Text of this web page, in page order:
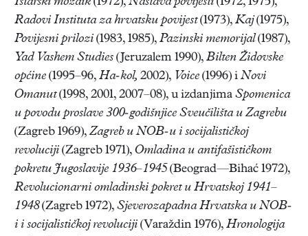
Radovi Instituta za hrvatsku povijest(1973), Kaj(1975),
Povijesni prilozi (1983, 1985), Pazinski memorijal(1987),
Yad Vashem Studies (Jeruzalem 1990), Bilten Židovske
općine (1995–96, Ha-kol, 2002), Voice (1996) i Novi
Omanut(1998, 2001, 2007–08), u izdanjima Spomenica
u povodu proslave 300-godišnjice Sveučilišta u Zagrebu
(Zagreb 1969), Zagreb u NOB-u i socijalističkoj
revoluciji (Zagreb 1971), Omladina u antifašističkom
pokretu Jugoslavije 1936–1945 (Beograd—Bihać 1972),
Revolucionarni omladinski pokret u Hrvatskoj 1941–
1948(Zagreb 1972), Sjeverozapadna Hrvatska u NOB-
i i socijalističkoj revoluciji (Varaždin 1976), Hronologija